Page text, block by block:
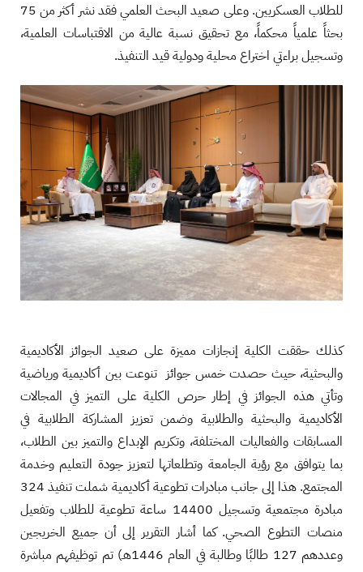
للطلاب العسكريين. وعلى صعيد البحث العلمي فقد نشر أكثر من 75
بحثاً علمياً محكماً، مع تحقيق نسبة عالية من الاقتباسات العلمية،
وتسجيل براءتي اختراع محلية ودولية قيد التنفيذ.
كذلك حققت الكلية إنجازات مميزة على صعيد الجوائز الأكاديمية
والبحثية، حيث حصدت خمس جوائز تنوعت بين أكاديمية ورياضية
وتأتي هذه الجوائز في إطار حرص الكلية على التميز في المجالات
الأكاديمية والبحثية والطلابية وضمن تعزيز المشاركة الطلابية في
المسابقات والفعاليات المختلفة، وتكريم الإبداع والتميز بين الطلاب،
بما يتوافق مع رؤية الجامعة وتطلعاتها لتعزيز جودة التعليم وخدمة
المجتمع. هذا إلى جانب مبادرات تطوعية أكاديمية شملت تنفيذ 324
مبادرة مجتمعية وتسجيل 14400 ساعة تطوعية للطلاب وتفعيل
منصات التطوع الصحي. كما أشار التقرير إلى أن جميع الخريجين
وعددهم 127 طالبًا وطالبة في العام 1446هـ) تم توظيفهم مباشرة